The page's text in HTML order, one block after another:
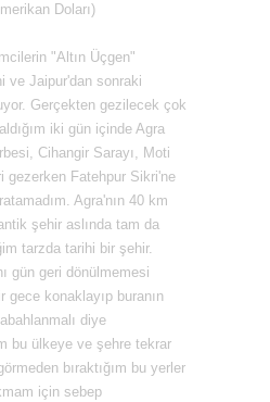
Doları)
"Altın Üçgen"
ve Jaipur'dan sonraki
Gerçekten gezilecek çok
iki gün içinde Agra
Cihangir Sarayı, Moti
gezerken Fatehpur Sikri'ne
Agra'nın 40 km
şehir aslında tam da
tarzda tarihi bir şehir.
gün geri dönülmemesi
gece konaklayıp buranın
diye
bu ülkeye ve şehre tekrar
bıraktığım bu yerler
için sebep